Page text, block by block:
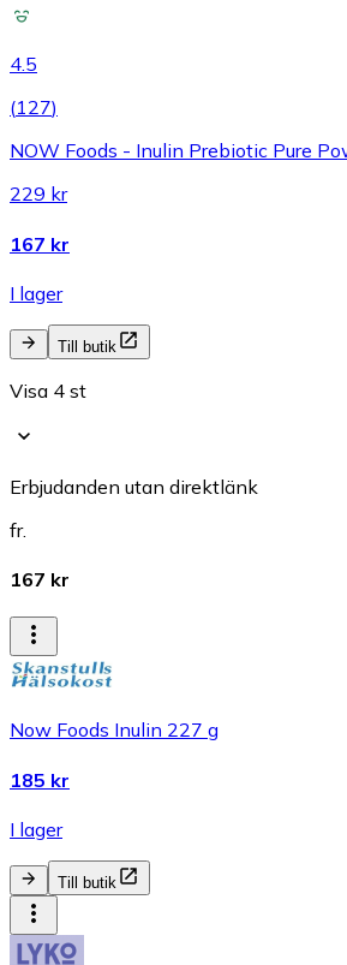
4.5
(127)
NOW Foods - Inulin Prebiotic Pure
229 kr
167 kr
I lager
Till butik
Visa 4 st
Erbjudanden utan direktlänk
fr.
167 kr
Now Foods Inulin 227 g
185 kr
I lager
Till butik